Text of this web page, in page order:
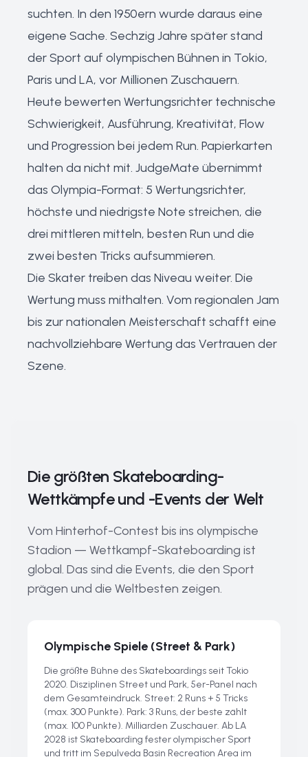
suchten. In den 1950ern wurde daraus eine
eigene Sache. Sechzig Jahre später stand
der Sport auf olympischen Bühnen in Tokio,
Paris und LA, vor Millionen Zuschauern.
Heute bewerten Wertungsrichter technische
Schwierigkeit, Ausführung, Kreativität, Flow
und Progression bei jedem Run. Papierkarten
halten da nicht mit. JudgeMate übernimmt
das Olympia-Format: 5 Wertungsrichter,
höchste und niedrigste Note streichen, die
drei mittleren mitteln, besten Run und die
zwei besten Tricks aufsummieren.
Die Skater treiben das Niveau weiter. Die
Wertung muss mithalten. Vom regionalen Jam
bis zur nationalen Meisterschaft schafft eine
nachvollziehbare Wertung das Vertrauen der
Szene.
Die größten Skateboarding-
Wettkämpfe und -Events der Welt
Vom Hinterhof-Contest bis ins olympische
Stadion — Wettkampf-Skateboarding ist
global. Das sind die Events, die den Sport
prägen und die Weltbesten zeigen.
Olympische Spiele (Street & Park)
Die größte Bühne des Skateboardings seit Tokio
2020. Disziplinen Street und Park, 5er-Panel nach
dem Gesamteindruck. Street: 2 Runs + 5 Tricks
(max. 300 Punkte). Park: 3 Runs, der beste zählt
(max. 100 Punkte). Milliarden Zuschauer. Ab LA
2028 ist Skateboarding fester olympischer Sport
und tritt im Sepulveda Basin Recreation Area im